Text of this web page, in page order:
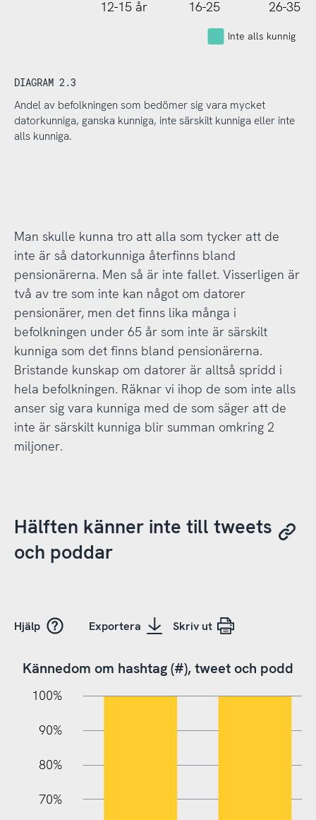
12-15 år 16-25 26-35
Inte alls kunnig
DIAGRAM 2.3
Andel av befolkningen som bedömer sig vara mycket
datorkunniga, ganska kunniga, inte särskilt kunniga eller inte
alls kunniga.
Man skulle kunna tro att alla som tycker att de
inte är så datorkunniga återfinns bland
pensionärerna. Men så är inte fallet. Visserligen är
två av tre som inte kan något om datorer
pensionärer, men det finns lika många i
befolkningen under 65 år som inte är särskilt
kunniga som det finns bland pensionärerna.
Bristande kunskap om datorer är alltså spridd i
hela befolkningen. Räknar vi ihop de som inte alls
anser sig vara kunniga med de som säger att de
inte är särskilt kunniga blir summan omkring 2
miljoner.
Hälften känner inte till tweets
och poddar
Hjälp Exportera Skriv ut
Kännedom om hashtag (#), tweet och podd
100%
90%
80%
70%